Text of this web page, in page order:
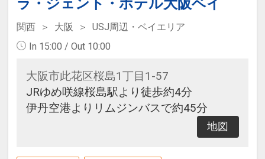
ラ・ジェント・ホテル大阪ベイ
関西 大阪
USJ周辺・ベイエリア
In 15:00 / Out 10:00
大阪市此花区桜島1丁目1-57
JRゆめ咲線桜島駅より徒歩約4分
伊丹空港よりリムジンバスで約45分
地図